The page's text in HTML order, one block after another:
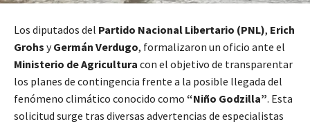
Los diputados del Partido Nacional Libertario (PNL), Erich
Grohs yGermán Verdugo, formalizaron un oficio ante el
Ministerio de Agricultura con el objetivo de transparentar
los planes de contingencia frente a la posible llegada del
fenómeno climático conocido como “Niño Godzilla”. Esta
solicitud surge tras diversas advertencias de especialistas